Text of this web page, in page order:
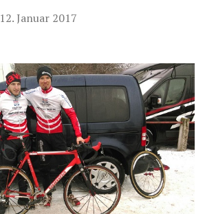
12. Januar 2017